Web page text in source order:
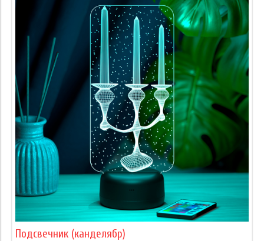
Подсвечник (канделябр)